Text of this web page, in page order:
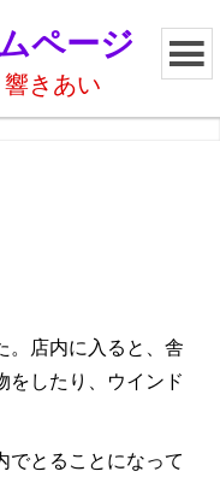
ページ
きあい
。店内に入ると、舎
をしたり、ウインド
でとることになって